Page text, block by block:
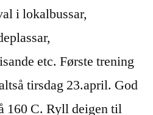
i lokalbussar,
etc. Første trening
tirsdag 23.april. God
160 C. Ryll deigen til